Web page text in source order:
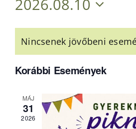
2026.08.10
kiválasztása.
Események
naptár
Nincsenek jövőbeni
Korábbi Események
MÁJ
31
2026